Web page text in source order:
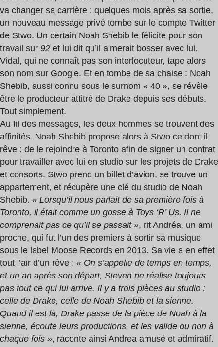
va changer sa carrière : quelques mois après sa sortie,
un nouveau message privé tombe sur le compte Twitter
de Stwo. Un certain Noah Shebib le félicite pour son
travail sur 92 et lui dit qu’il aimerait bosser avec lui.
Vidal, qui ne connaît pas son interlocuteur, tape alors
son nom sur Google. Et en tombe de sa chaise : Noah
Shebib, aussi connu sous le surnom « 40 », se révèle
être le producteur attitré de Drake depuis ses débuts.
Tout simplement.
Au fil des messages, les deux hommes se trouvent des
affinités. Noah Shebib propose alors à Stwo ce dont il
rêve : de le rejoindre à Toronto afin de signer un contrat
pour travailler avec lui en studio sur les projets de Drake
et consorts. Stwo prend un billet d’avion, se trouve un
appartement, et récupère une clé du studio de Noah
Shebib. « Lorsqu’il nous parlait de sa première fois à
Toronto, il était comme un gosse à Toys ‘R’ Us. Il ne
comprenait pas ce qu’il se passait », rit Andréa, un ami
proche, qui fut l’un des premiers à sortir sa musique
sous le label Moose Records en 2013. Sa vie a en effet
tout l’air d’un rêve : « On s’appelle de temps en temps,
et un an après son départ, Steven ne réalise toujours
pas tout ce qui lui arrive. Il y a trois pièces au studio :
celle de Drake, celle de Noah Shebib et la sienne.
Quand il est là, Drake passe de la pièce de Noah à la
sienne, écoute leurs productions, et les valide ou non à
chaque fois », raconte ainsi Andrea amusé et admiratif.